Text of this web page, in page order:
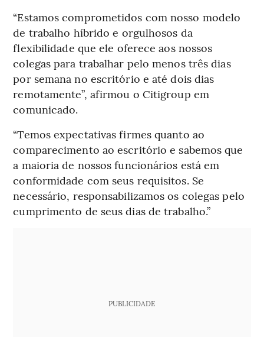
“Estamos comprometidos com nosso modelo
de trabalho híbrido e orgulhosos da
flexibilidade que ele oferece aos nossos
colegas para trabalhar pelo menos três dias
por semana no escritório e até dois dias
remotamente”, afirmou o Citigroup em
comunicado.
“Temos expectativas firmes quanto ao
comparecimento ao escritório e sabemos que
a maioria de nossos funcionários está em
conformidade com seus requisitos. Se
necessário, responsabilizamos os colegas pelo
cumprimento de seus dias de trabalho.”
PUBLICIDADE